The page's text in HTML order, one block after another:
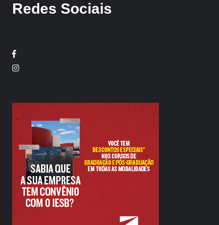
Redes Sociais
Facebook
Twitter